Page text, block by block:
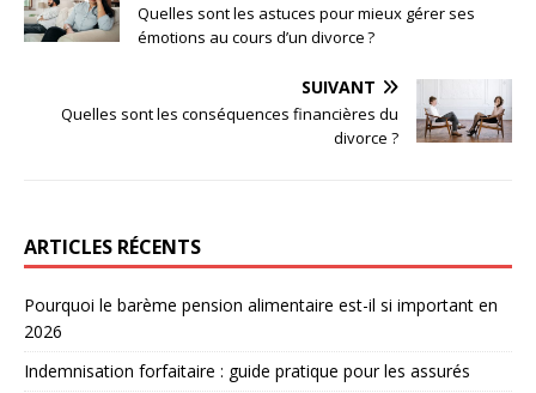
Quelles sont les astuces pour mieux gérer ses
émotions au cours d’un divorce ?
SUIVANT
Quelles sont les conséquences financières du
divorce ?
ARTICLES RÉCENTS
Pourquoi le barème pension alimentaire est-il si important en
2026
Indemnisation forfaitaire : guide pratique pour les assurés